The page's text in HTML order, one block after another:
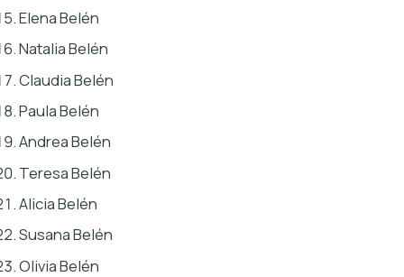
Elena Belén
Natalia Belén
Claudia Belén
Paula Belén
Andrea Belén
Teresa Belén
Alicia Belén
Susana Belén
Olivia Belén